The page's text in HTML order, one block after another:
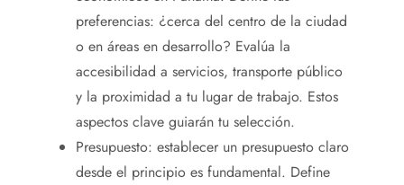
preferencias: ¿cerca del centro de la ciudad
o en áreas en desarrollo? Evalúa la
accesibilidad a servicios, transporte público
y la proximidad a tu lugar de trabajo. Estos
aspectos clave guiarán tu selección.
Presupuesto: establecer un presupuesto claro
desde el principio es fundamental. Define